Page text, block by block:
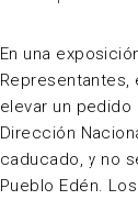
En una
Representantes,
elevar un pedido
Dirección
caducado, y no
Pueblo Edén.